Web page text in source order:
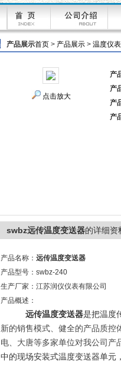
产品展示首页 > 产品展示 > 温度仪表
点击放大
产
产
产
产
swbz远传温度变送器的详细资
产品名称： 远传温度变送器
产品型号：swbz-240
生产厂家：江苏润仪仪表有限公司
产品概述：
远传温度变送器是把温度
新的销售模式、健全的产品质控
电、大唐等多家单位对我公司产
中的现场安装式温度变送器单元